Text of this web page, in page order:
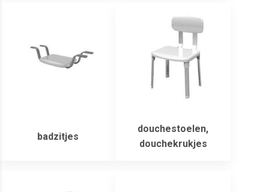
badzitjes
douchestoelen,
douchekrukjes